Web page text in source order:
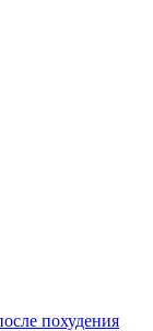
похудения